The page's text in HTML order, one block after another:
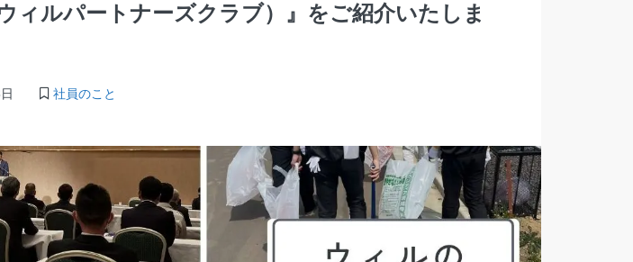
ウィルパートナーズクラブ）』をご紹介いたしま
社員のこと